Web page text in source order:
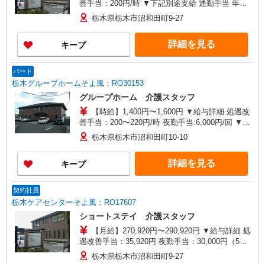
善手当：200円/時 ▼下記別途支給 通勤手当 年末
年始手当：380円/時 寸志あり：年2回（6月・12
月） ※業績による ※処遇改善手当は試用期間中(3
ヶ月)は支給なし
栃木県栃木市沼和田町9-27
キープ 詳細を見る
パート
栃木グループホームそよ風：RO30153
グループホーム 介護スタッフ
【時給】1,400円〜1,600円 ▼給与詳細 処遇改
善手当：200〜220円/時 夜勤手当:6,000円/回 ▼下
記別途支給 通勤手当 年末年始手当：380円/時 寸
志あり：年2回（6月・12月） ※業績による ※処
遇改善手当は試用期間中(3ヶ月)は支給なし
栃木県栃木市沼和田町10-10
キープ 詳細を見る
契約社員
栃木ケアセンターそよ風：RO17607
ショートステイ 介護スタッフ
【月給】270,920円〜290,920円 ▼給与詳細 処
遇改善手当：35,920円 夜勤手当：30,000円（5回
分） ※6回目以降は1回6,000円支給 ▼下記別途支
栃木県栃木市沼和田町9-27